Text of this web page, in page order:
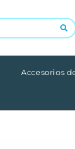
Accesorios